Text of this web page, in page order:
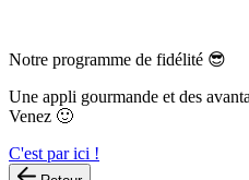
Notre programme de fidélité 😎
Une appli gourmande et des
Venez 🙂
C'est par ici !